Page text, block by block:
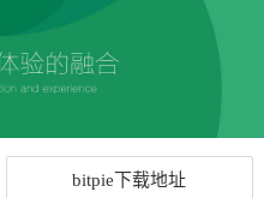
bitpie下载地址